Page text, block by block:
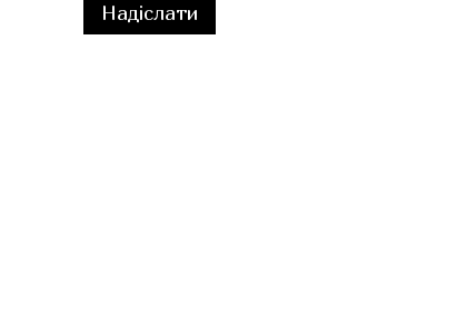
Надіслати